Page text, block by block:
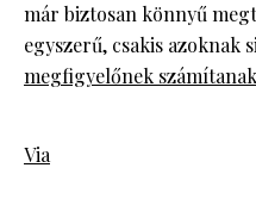
már biztosan könnyű
egyszerű, csakis azoknak
megfigyelőnek számítanak
Via